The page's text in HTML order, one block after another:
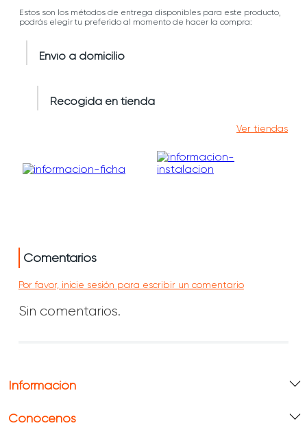
Estos son los métodos de entrega disponibles para este producto,
podrás elegir tu preferido al momento de hacer la compra:
Envío a domicilio
Recogida en tienda
Ver tiendas
Comentarios
Por favor, inicie sesión para escribir un comentario
Sin comentarios.
Información
Conócenos